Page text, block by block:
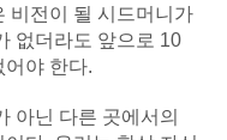
비전이 될 시드머니가
없더라도 앞으로 10
어야 한다.
아닌 다른 곳에서의